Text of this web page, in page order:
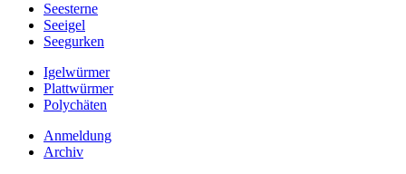
Seesterne
Seeigel
Seegurken
Igelwürmer
Plattwürmer
Polychäten
Anmeldung
Archiv